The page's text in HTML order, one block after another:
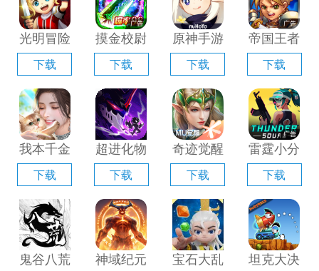
光明冒险
电脑版
「含模拟
器」
下载
摸金校尉
之伏魔殿
电脑版
「含模拟
器」
下载
原神手游
电脑版
「含模拟
器」
下载
帝国王者
归来电脑
版「含模
拟器」
下载
我本千金
手游电脑
版「含模
拟器」
下载
超进化物
语2电脑
版「含模
拟器」
下载
奇迹觉醒
电脑版
「含模拟
器」
下载
雷霆小分
队电脑版
「含模拟
器」
下载
鬼谷八荒
神域纪元
宝石大乱
坦克大决